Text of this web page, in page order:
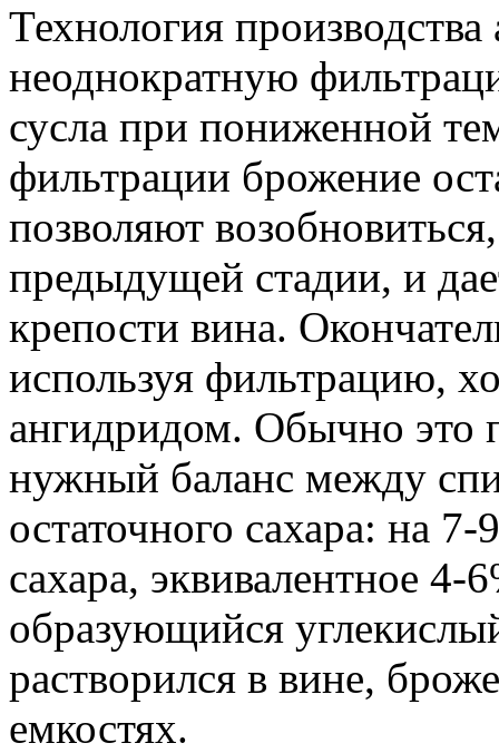
Технология производства
неоднократную
сусла при пониженной
фильтрации брожение
позволяют
предыдущей стадии, и
крепости вина.
используя фильтрацию,
ангидридом. Обычно это
нужный баланс между
остаточного сахара: на
сахара, эквивалентное 4-
образующийся
растворился в вине,
емкостях.